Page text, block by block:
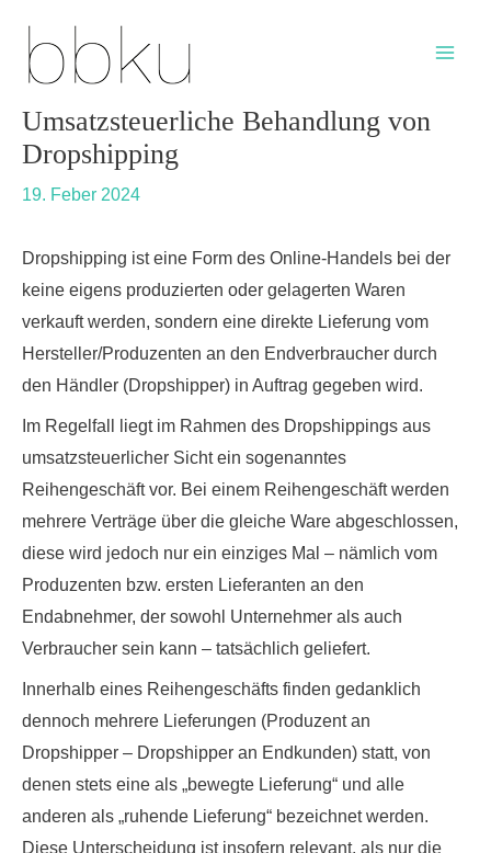
content
Umsatzsteuerliche Behandlung von
Dropshipping
19. Feber 2024
Dropshipping ist eine Form des Online-Handels bei der
keine eigens produzierten oder gelagerten Waren
verkauft werden, sondern eine direkte Lieferung vom
Hersteller/Produzenten an den Endverbraucher durch
den Händler (Dropshipper) in Auftrag gegeben wird.
Im Regelfall liegt im Rahmen des Dropshippings aus
umsatzsteuerlicher Sicht ein sogenanntes
Reihengeschäftvor. Bei einem Reihengeschäft werden
mehrere Verträge über die gleiche Ware abgeschlossen,
diese wird jedoch nur ein einziges Mal – nämlich vom
Produzenten bzw. ersten Lieferanten an den
Endabnehmer, der sowohl Unternehmer als auch
Verbraucher sein kann – tatsächlich geliefert.
Innerhalb eines Reihengeschäfts finden gedanklich
dennoch mehrere Lieferungen (Produzent an
Dropshipper – Dropshipper an Endkunden) statt, von
denen stets eine als „bewegte Lieferung“ und alle
anderen als „ruhende Lieferung“ bezeichnet werden.
Diese Unterscheidung ist insofern relevant, als nur die
navigation